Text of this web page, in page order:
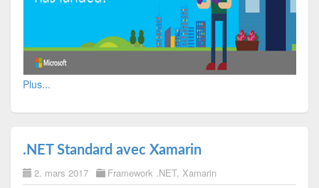
Plus...
.NET Standard avec Xamarin
2. mars 2017 Framework .NET, Xamarin